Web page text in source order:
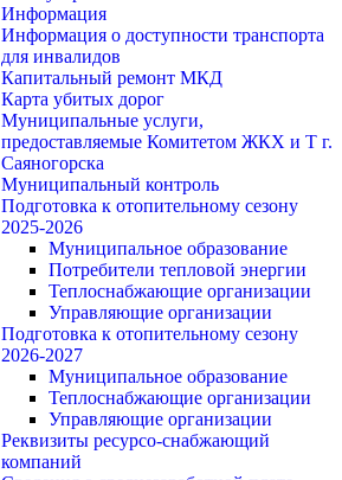
Информация
Информация о доступности транспорта
для инвалидов
Капитальный ремонт МКД
Карта убитых дорог
Муниципальные услуги,
предоставляемые Комитетом ЖКХ и Т г.
Саяногорска
Муниципальный контроль
Подготовка к отопительному сезону
2025-2026
Муниципальное образование
Потребители тепловой энергии
Теплоснабжающие организации
Управляющие организации
Подготовка к отопительному сезону
2026-2027
Муниципальное образование
Теплоснабжающие организации
Управляющие организации
Реквизиты ресурсо-снабжающий
компаний